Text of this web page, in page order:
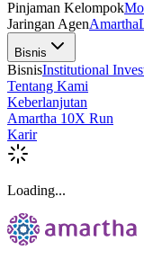
Pinjaman Kelompok
Jaringan Agen
Bisnis
BisnisInstitutional
Tentang Kami
Keberlanjutan
Amartha 10X Run
Karir
Loading...